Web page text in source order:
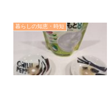
暮らしの知恵・時短